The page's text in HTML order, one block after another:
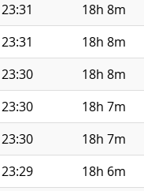
23:31
18h 8m
23:31
18h 8m
23:30
18h 8m
23:30
18h 7m
23:30
18h 7m
23:29 18h 6m